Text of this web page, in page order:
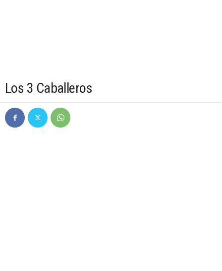
Los 3 Caballeros